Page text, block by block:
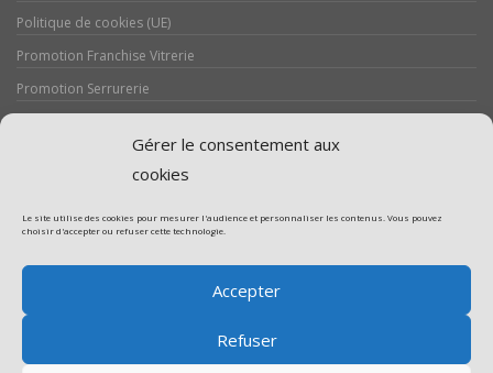
Gérer le consentement aux
cookies
Le site utilise des cookies pour mesurer l'audience et personnaliser les contenus. Vous pouvez
choisir d'accepter ou refuser cette technologie.
Accepter
Refuser
Politique de cookies (UE)
Promotion Franchise Vitrerie
Promotion Serrurerie